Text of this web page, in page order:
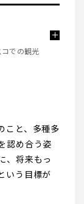
での観光
こと、多種多
認め合う姿
、将来もっ
いう目標が